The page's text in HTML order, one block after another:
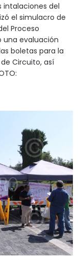
intalaciones del
el simulacro de
Proceso
una evaluación
boletas para la
Circuito, así